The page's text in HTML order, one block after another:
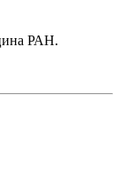
РАН.